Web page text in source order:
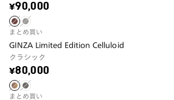
¥90,000
まとめ買い
GINZA Limited Edition Celluloid
クラシック
¥80,000
まとめ買い